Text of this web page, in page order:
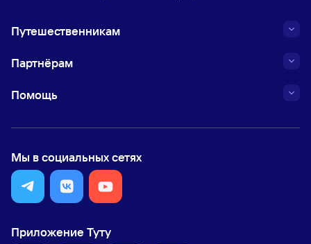
Путешественникам
Партнёрам
Помощь
Мы в социальных сетях
Приложение Туту